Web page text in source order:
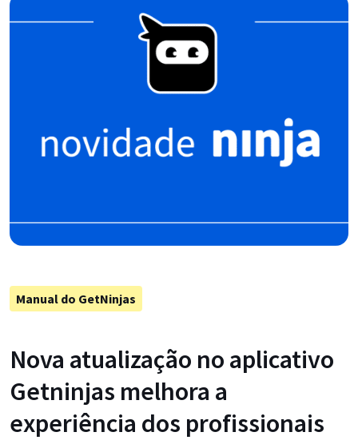
Manual do GetNinjas
Nova atualização no aplicativo
Getninjas melhora a
experiência dos profissionais